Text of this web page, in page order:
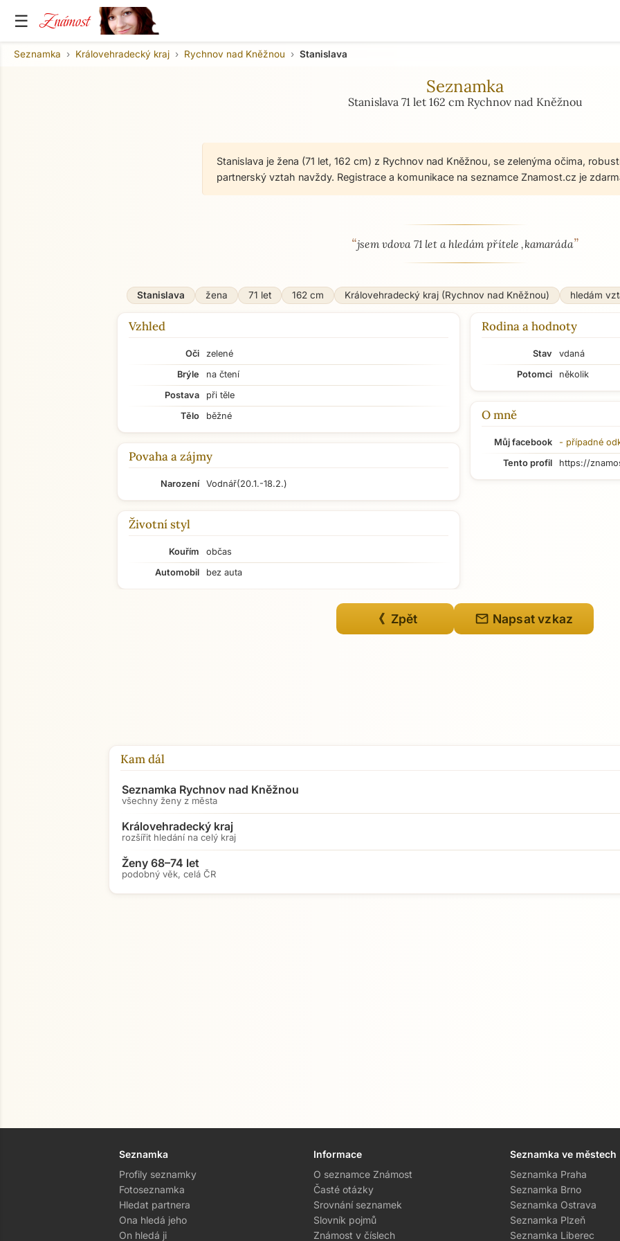
Přejít na hlavní obsah
☰ Známost
Seznamka Královehradecký kraj Rychnov nad Kněžnou Stanislava
Seznamka
Stanislava 71 let 162 cm Rychnov nad Kněžnou
Stanislava je žena (71 let, 162 cm) z Rychnov nad Kněžnou, se zelenýma očima,
partnerský vztah navždy. Registrace a komunikace na seznamce Znamost.cz je
O mně - seznamka profil
“jsem vdova 71 let a hledám přítele ,kamaráda”
Stanislava žena 71 let 162 cm Královehradecký kraj (Rychnov nad Kněžnou) hledám
Vzhled
Oči
zelené
Brýle
na čtení
Postava
při těle
Tělo
běžné
Povaha a zájmy
Narození Vodnář(20.1.-18.2.)
Životní styl
Kouřím
občas
Automobil
bez auta
Rodina a hodnoty
Stav
vdaná
Potomci
několik
O mně
Můj facebook - případné
Tento profil
https://
《 Zpět mail Napsat vzkaz
Kam dál
Seznamka Rychnov nad Kněžnou
všechny ženy z města
Královehradecký kraj
rozšířit hledání na celý kraj
Ženy 68–74 let
podobný věk, celá ČR
Seznamka
Profily seznamky
Fotoseznamka
Hledat partnera
Ona hledá jeho
On hledá ji
Informace
O seznamce Známost
Časté otázky
Srovnání seznamek
Slovník pojmů
Známost v číslech
Seznamka ve městech
Seznamka Praha
Seznamka Brno
Seznamka Ostrava
Seznamka Plzeň
Seznamka Liberec